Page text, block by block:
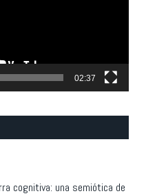
02:37
cognitiva: una semiótica de